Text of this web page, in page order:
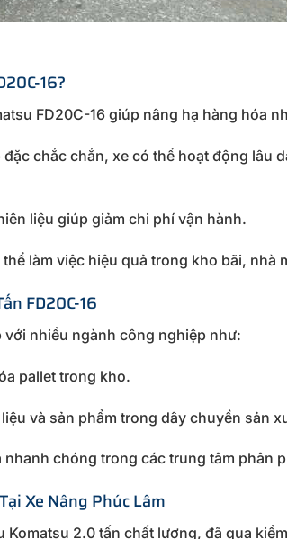
16?
FD20C-16 giúp nâng hạ hàng hóa
chắc chắn, xe có thể hoạt động lâu
liệu giúp giảm chi phí vận hành.
thể làm việc hiệu quả trong kho bãi, nhà
FD20C-16
với nhiều ngành công nghiệp như:
pallet trong kho.
và sản phẩm trong dây chuyền sản
chóng trong các trung tâm phân
Xe Nâng Phúc Lâm
Komatsu 2.0 tấn chất lượng, đã qua